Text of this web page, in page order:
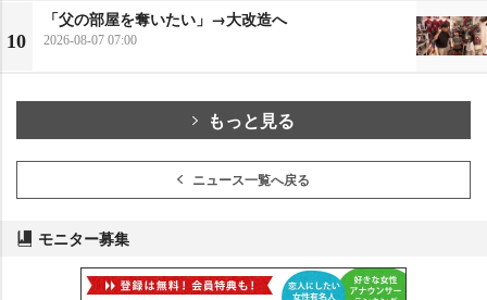
10
「父の部屋を奪いたい」→大改造へ
2026-08-07 07:00
もっと見る
ニュース一覧へ戻る
モニター募集